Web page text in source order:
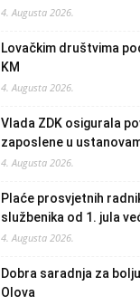
4. Augusta 2026.
Lovačkim društvima
KM
4. Augusta 2026.
Vlada ZDK osigurala
zaposlene u
4. Augusta 2026.
Plaće prosvjetnih
službenika od 1. jula
4. Augusta 2026.
Dobra saradnja za
Olova